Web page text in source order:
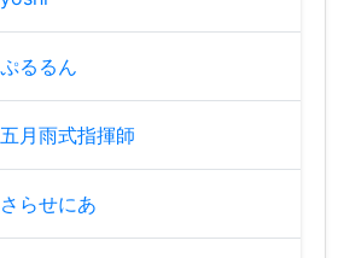
ぷるるん
五月雨式指揮師
さらせにあ